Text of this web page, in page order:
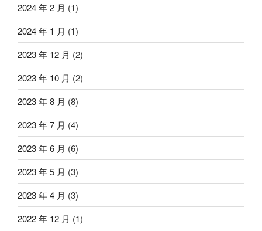
2024 年 2 月 (1)
2024 年 1 月 (1)
2023 年 12 月 (2)
2023 年 10 月 (2)
2023 年 8 月 (8)
2023 年 7 月 (4)
2023 年 6 月 (6)
2023 年 5 月 (3)
2023 年 4 月 (3)
2022 年 12 月 (1)